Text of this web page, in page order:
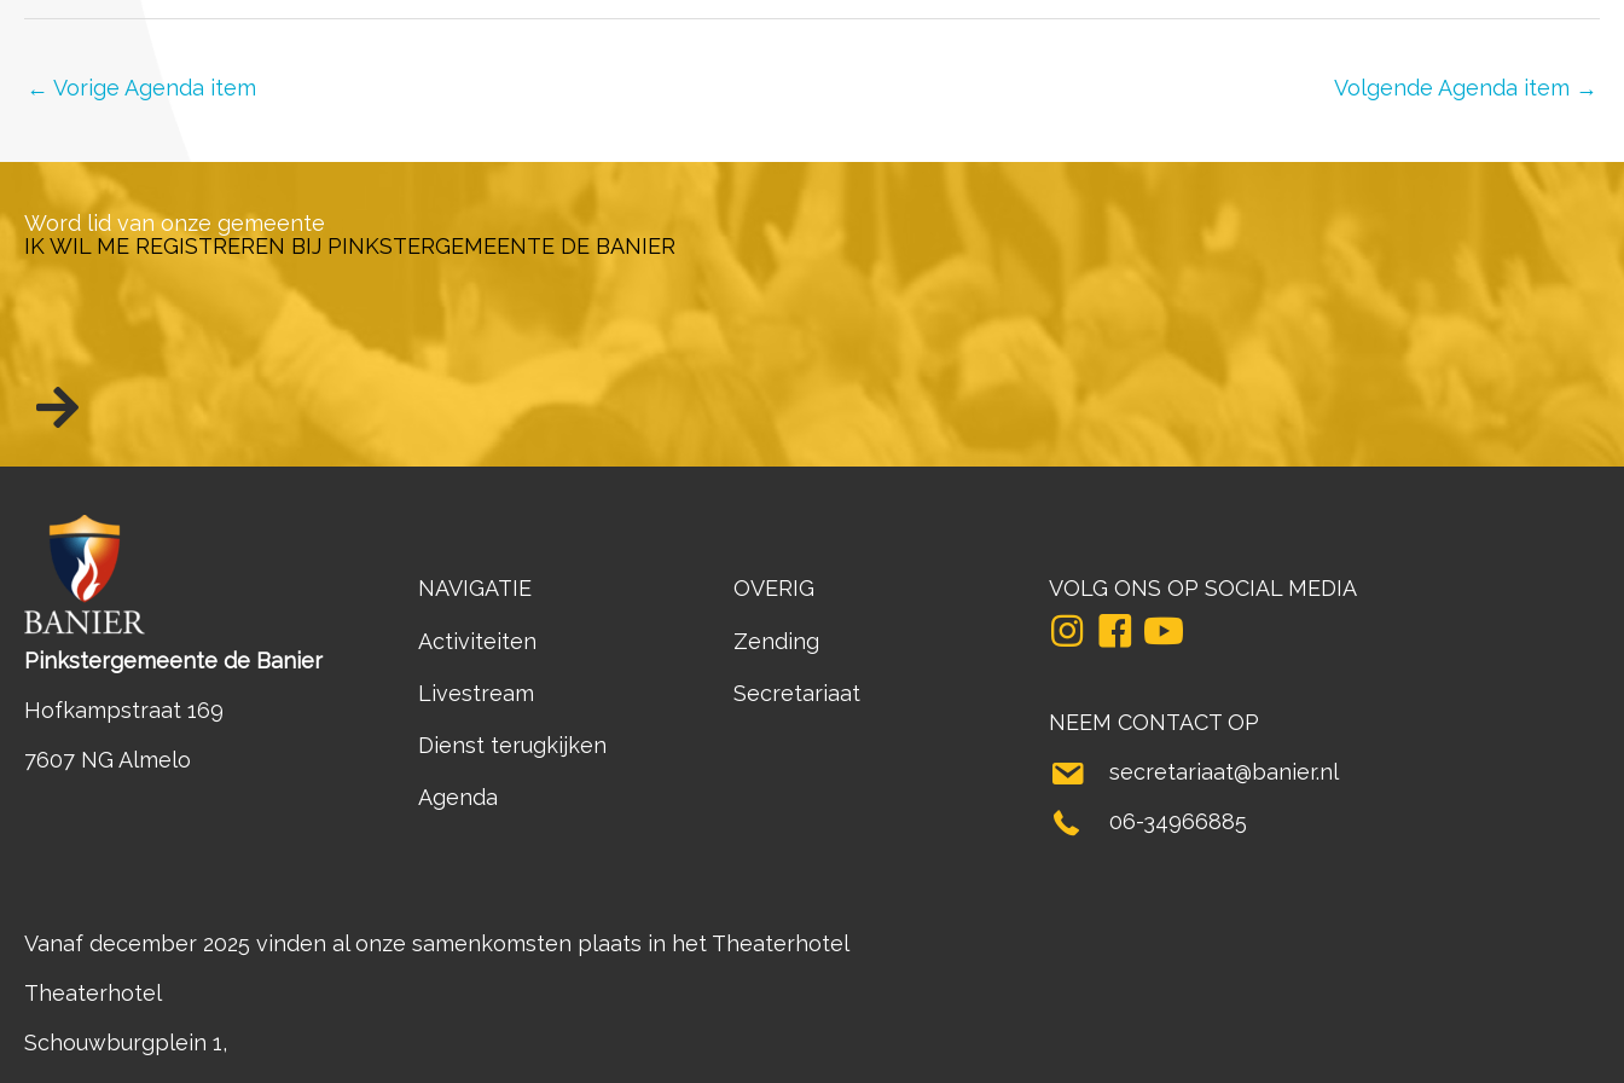
← Vorige Agenda item Volgende Agenda item →
Word lid van onze gemeente
IK WIL ME REGISTREREN BIJ PINKSTERGEMEENTE DE BANIER
Pinkstergemeente de Banier
Hofkampstraat 169
7607 NG Almelo
NAVIGATIE
Activiteiten
Livestream
Dienst terugkijken
Agenda
OVERIG
Zending
Secretariaat
VOLG ONS OP SOCIAL MEDIA
NEEM CONTACT OP
secretariaat@banier.nl
06-34966885
Vanaf december 2025 vinden al onze samenkomsten plaats in het Theaterhotel
Theaterhotel
Schouwburgplein 1,